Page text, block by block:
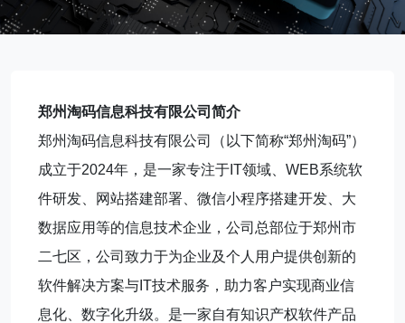
郑州淘码信息科技有限公司简介
郑州淘码信息科技有限公司（以下简称“郑州淘码”）
成立于2024年，是一家专注于IT领域、WEB系统软
件研发、网站搭建部署、微信小程序搭建开发、大
数据应用等的信息技术企业，公司总部位于郑州市
二七区，公司致力于为企业及个人用户提供创新的
软件解决方案与IT技术服务，助力客户实现商业信
息化、数字化升级。是一家自有知识产权软件产品